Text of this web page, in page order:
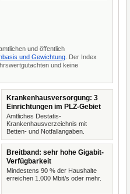
und öffentlich
und Gewichtung . Der Index
und keine
Krankenhausversorgung: 3
Einrichtungen im PLZ-Gebiet
Amtliches Destatis-
Krankenhausverzeichnis mit
Betten- und Notfallangaben.
Breitband: sehr hohe Gigabit-
Verfügbarkeit
Mindestens 90 % der Haushalte
erreichen 1.000 Mbit/s oder mehr.